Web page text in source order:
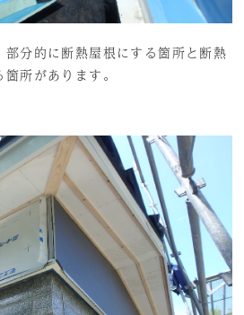
分的に断熱屋根にする箇所と断熱
所があります。